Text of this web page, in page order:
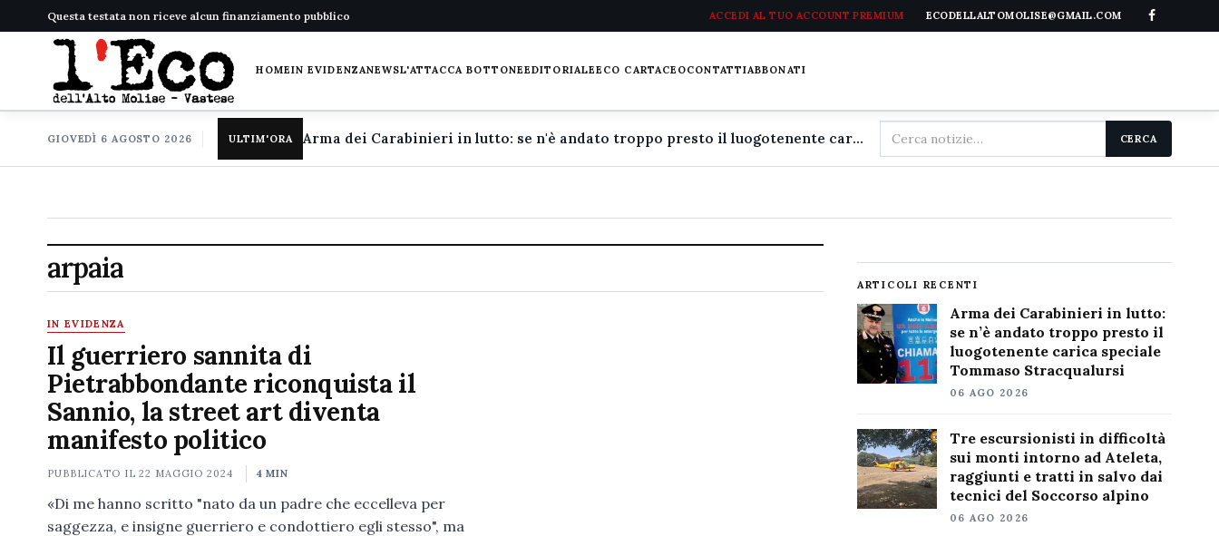
Questa testata non riceve alcun finanziamento pubblico ACCEDI AL TUO ACCOUNT PREMIUM ECODELLALTOMOLISE@GMAIL.COM
HOMEIN EVIDENZANEWSL'ATTACCA BOTTONEEDITORIALEECO CARTACEOCONTATTIABBONATI
GIOVEDÌ 6 AGOSTO 2026 ULTIM'ORA Arma dei Carabinieri in lutto: se n'è andato troppo presto il luogotenente carica speciale Tommaso Stracqualursi
Cerca
nel
CERCA
arpaia
IN EVIDENZA
Il guerriero sannita di
Pietrabbondante riconquista il
Sannio, la street art diventa
manifesto politico
PUBBLICATO IL22 MAGGIO 2024 4 MIN
«Di me hanno scritto "nato da un padre che eccelleva per
saggezza, e insigne guerriero e condottiero egli stesso", ma
ARTICOLI RECENTI
Arma dei Carabinieri in lutto:
se n’è andato troppo presto il
luogotenente carica speciale
Tommaso Stracqualursi
06 AGO 2026
Tre escursionisti in difficoltà
sui monti intorno ad Ateleta,
raggiunti e tratti in salvo dai
tecnici del Soccorso alpino
06 AGO 2026